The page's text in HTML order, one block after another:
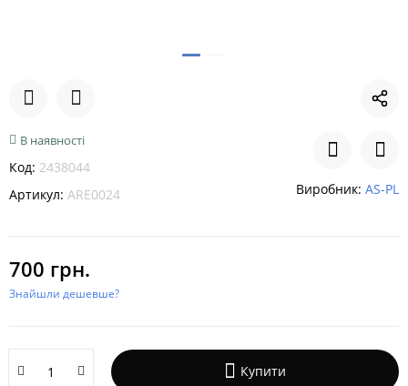
В наявності
Код: 2438044
Артикул: ARE0024 Виробник: AS-PL
700 грн.
Знайшли дешевше?
Купити